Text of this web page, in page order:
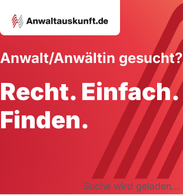
Anwalt/Anwältin gesucht?
Recht. Einfach.
Finden.
Suche wird geladen...